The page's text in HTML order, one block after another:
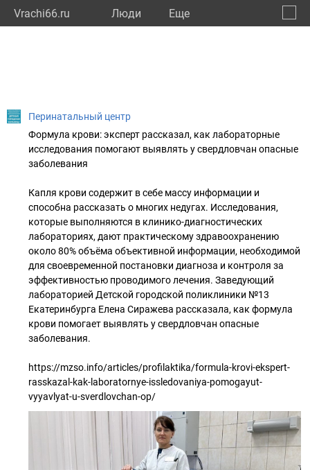
Vrachi66.ru Люди Eще
Перинатальный центр
Формула крови: эксперт рассказал, как лабораторные
исследования помогают выявлять у свердловчан опасные
заболевания
Капля крови содержит в себе массу информации и
способна рассказать о многих недугах. Исследования,
которые выполняются в клинико-диагностических
лабораториях, дают практическому здравоохранению
около 80% объёма объективной информации, необходимой
для своевременной постановки диагноза и контроля за
эффективностью проводимого лечения. Заведующий
лабораторией Детской городской поликлиники №13
Екатеринбурга Елена Сиражева рассказала, как формула
крови помогает выявлять у свердловчан опасные
заболевания.
https://mzso.info/articles/profilaktika/formula-krovi-ekspert-
rasskazal-kak-laboratornye-issledovaniya-pomogayut-
vyyavlyat-u-sverdlovchan-op/